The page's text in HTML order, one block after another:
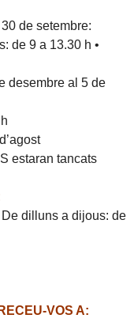
de setembre:
de 9 a 13.30 h •
desembre al 5 de
estaran tancats
dilluns a dijous: de
VOS A: